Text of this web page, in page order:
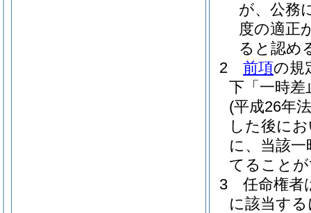
が、公務
度の適正
ると認め
2
前項の規
下「一時差
(平成26年
した後に
に、当該
てること
3
任命権者
に該当す